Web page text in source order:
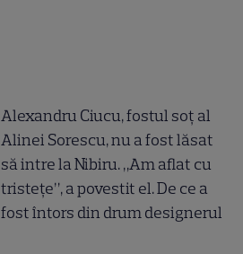
Alexandru Ciucu, fostul soț al
Alinei Sorescu, nu a fost lăsat
să intre la Nibiru. „Am aflat cu
tristețe”, a povestit el. De ce a
fost întors din drum designerul